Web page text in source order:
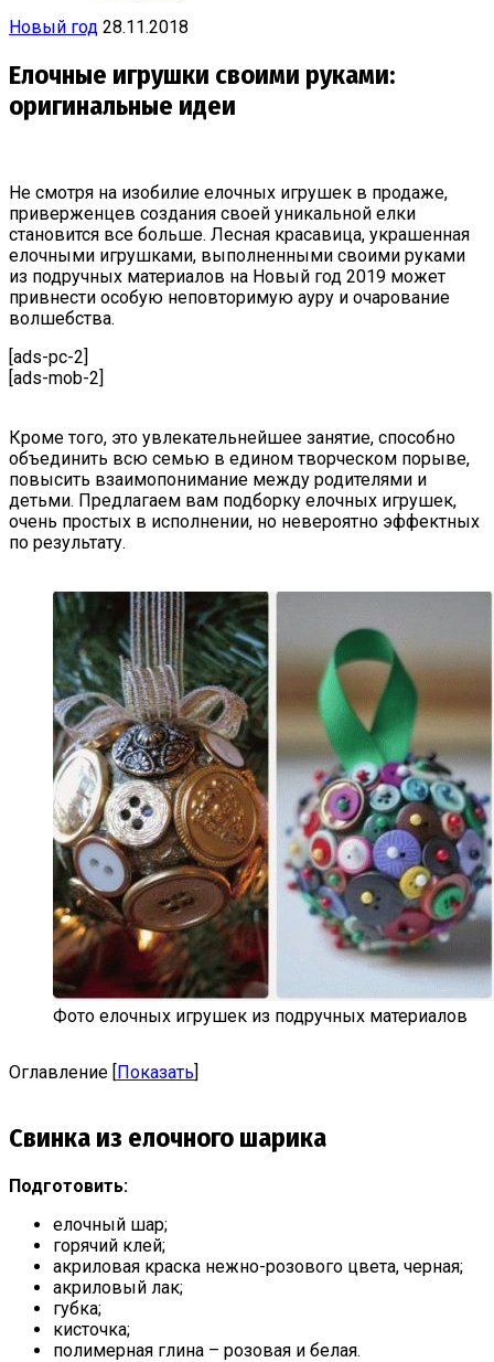
Новый год 28.11.2018
Елочные игрушки своими руками:
оригинальные идеи
Не смотря на изобилие елочных игрушек в продаже,
приверженцев создания своей уникальной елки
становится все больше. Лесная красавица, украшенная
елочными игрушками, выполненными своими руками
из подручных материалов на Новый год 2019 может
привнести особую неповторимую ауру и очарование
волшебства.
[ads-pc-2]
[ads-mob-2]
Кроме того, это увлекательнейшее занятие, способно
объединить всю семью в едином творческом порыве,
повысить взаимопонимание между родителями и
детьми. Предлагаем вам подборку елочных игрушек,
очень простых в исполнении, но невероятно эффектных
по результату.
Фото елочных игрушек из подручных материалов
Оглавление [Показать]
Свинка из елочного шарика
Подготовить:
елочный шар;
горячий клей;
акриловая краска нежно-розового цвета, черная;
акриловый лак;
губка;
кисточка;
полимерная глина – розовая и белая.